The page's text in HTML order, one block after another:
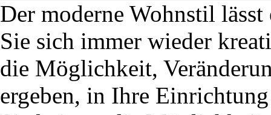
Der moderne Wohnstil
Sie sich immer wieder
die Möglichkeit,
ergeben, in Ihre